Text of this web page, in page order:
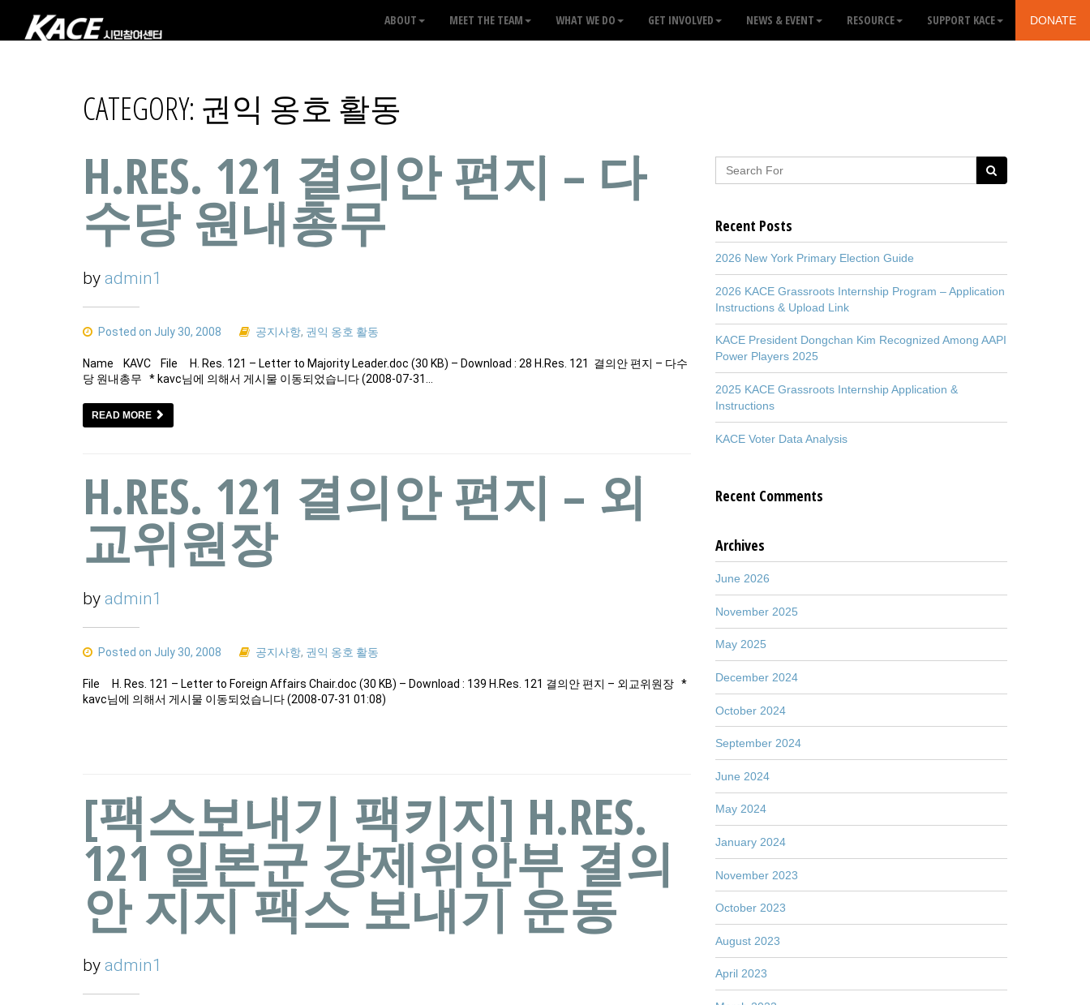
ABOUT MEET THE TEAM WHAT WE DO GET INVOLVED NEWS & EVENT RESOURCE SUPPORT KACE DONATE
CATEGORY: 권익 옹호 활동
H.RES. 121 결의안 편지 – 다
수당 원내총무
by admin1
Posted on July 30, 2008 공지사항, 권익 옹호 활동
Name KAVC File H. Res. 121 – Letter to Majority Leader.doc (30 KB) – Download : 28 H.Res. 121 결의안 편지 – 다수
당 원내총무 * kavc님에 의해서 게시물 이동되었습니다 (2008-07-31…
READ MORE
H.RES. 121 결의안 편지 – 외
교위원장
by admin1
Posted on July 30, 2008 공지사항, 권익 옹호 활동
File H. Res. 121 – Letter to Foreign Affairs Chair.doc (30 KB) – Download : 139 H.Res. 121 결의안 편지 – 외교위원장 *
kavc님에 의해서 게시물 이동되었습니다 (2008-07-31 01:08)
[팩스보내기 팩키지] H.RES.
121 일본군 강제위안부 결의
안 지지 팩스 보내기 운동
by admin1
Recent Posts
2026 New York Primary Election Guide
2026 KACE Grassroots Internship Program – Application
Instructions & Upload Link
KACE President Dongchan Kim Recognized Among AAPI
Power Players 2025
2025 KACE Grassroots Internship Application &
Instructions
KACE Voter Data Analysis
Recent Comments
Archives
June 2026
November 2025
May 2025
December 2024
October 2024
September 2024
June 2024
May 2024
January 2024
November 2023
October 2023
August 2023
April 2023